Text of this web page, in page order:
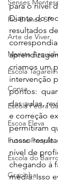
Senses
Rio Branco SP
Arte de Viver
Marista
Escola
Consa
Escola Pedra
Escoa Eleva
Future People
Escola do
Gracinha
para o nível
Diante do
resultados
criamos um
intervenção
pontos:
das aulas,
e correção
permitiram
nosso
nível de
chegando à
média. Isso